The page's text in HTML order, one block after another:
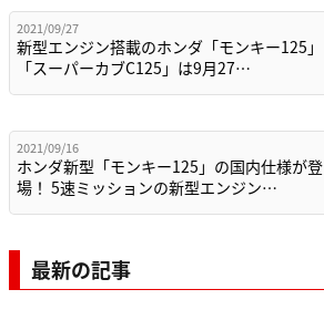
2021/09/27
新型エンジン搭載のホンダ「モンキー125」
「スーパーカブC125」は9月27…
2021/09/16
ホンダ新型「モンキー125」の国内仕様が登
場！ 5速ミッションの新型エンジン…
最新の記事